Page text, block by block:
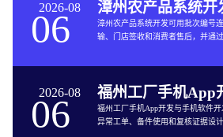
2026-08
06
漳州农产品系统开发可用批次编号
输、门店签收和消费者售后，并通
2026-08
06
福州工厂手机App开发与手机软件
异常工单、备件使用和复核证据设